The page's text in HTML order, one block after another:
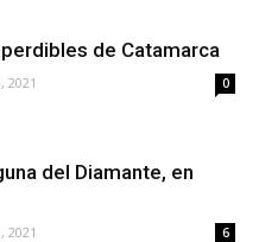
de Catamarca
2021 0
del Diamante, en
2021 6